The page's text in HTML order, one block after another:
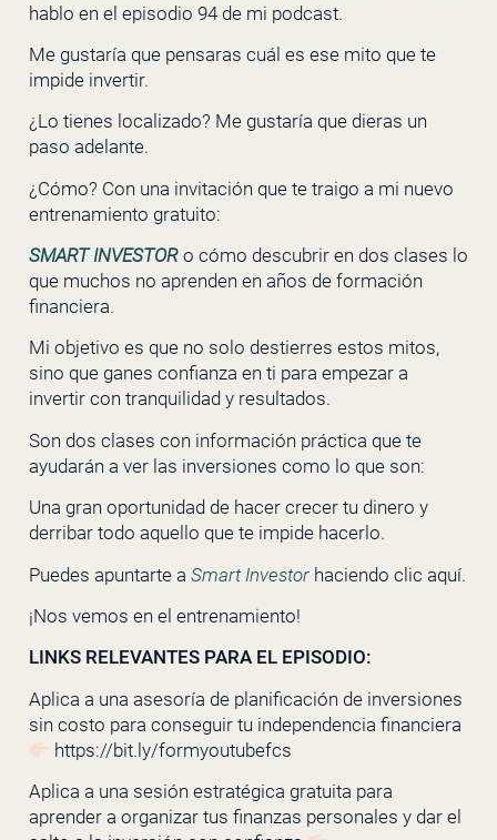
hablo en el episodio 94 de mi podcast.
Me gustaría que pensaras cuál es ese mito que te
impide invertir.
¿Lo tienes localizado? Me gustaría que dieras un
paso adelante.
¿Cómo? Con una invitación que te traigo a mi nuevo
entrenamiento gratuito:
SMART INVESTORo cómo descubrir en dos clases lo
que muchos no aprenden en años de formación
financiera.
Mi objetivo es que no solo destierres estos mitos,
sino que ganes confianza en ti para empezar a
invertir con tranquilidad y resultados.
Son dos clases con información práctica que te
ayudarán a ver las inversiones como lo que son:
Una gran oportunidad de hacer crecer tu dinero y
derribar todo aquello que te impide hacerlo.
Puedes apuntarte a Smart Investorhaciendo clic aquí.
¡Nos vemos en el entrenamiento!
LINKS RELEVANTES PARA EL EPISODIO:
Aplica a una asesoría de planificación de inversiones
sin costo para conseguir tu independencia financiera
https://bit.ly/formyoutubefcs
Aplica a una sesión estratégica gratuita para
aprender a organizar tus finanzas personales y dar el